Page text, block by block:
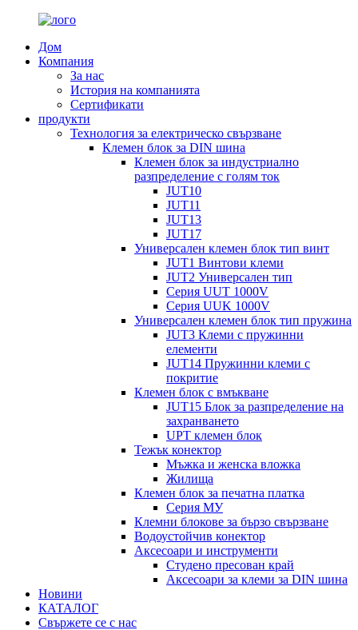
Дом
Компания
За нас
История на компанията
Сертификати
продукти
Технология за електрическо свързване
Клемен блок за DIN шина
Клемен блок за индустриално
разпределение с голям ток
JUT10
JUT11
JUT13
JUT17
Универсален клемен блок тип винт
JUT1 Винтови клеми
JUT2 Универсален тип
Серия UUT 1000V
Серия UUK 1000V
Универсален клемен блок тип пружина
JUT3 Клеми с пружинни
елементи
JUT14 Пружинни клеми с
покритие
Клемен блок с вмъкване
JUT15 Блок за разпределение на
захранването
UPT клемен блок
Тежък конектор
Мъжка и женска вложка
Жилища
Клемен блок за печатна платка
Серия МУ
Клемни блокове за бързо свързване
Водоустойчив конектор
Аксесоари и инструменти
Студено пресован край
Аксесоари за клеми за DIN шина
Новини
КАТАЛОГ
Свържете се с нас